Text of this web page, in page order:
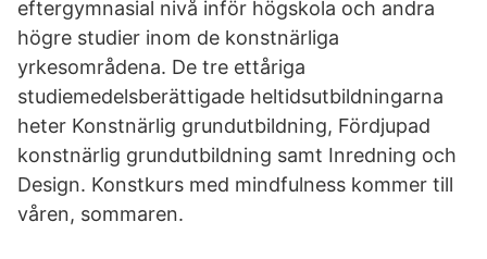
eftergymnasial nivå inför högskola och andra
högre studier inom de konstnärliga
yrkesområdena. De tre ettåriga
studiemedelsberättigade heltidsutbildningarna
heter Konstnärlig grundutbildning, Fördjupad
konstnärlig grundutbildning samt Inredning och
Design. Konstkurs med mindfulness kommer till
våren, sommaren.